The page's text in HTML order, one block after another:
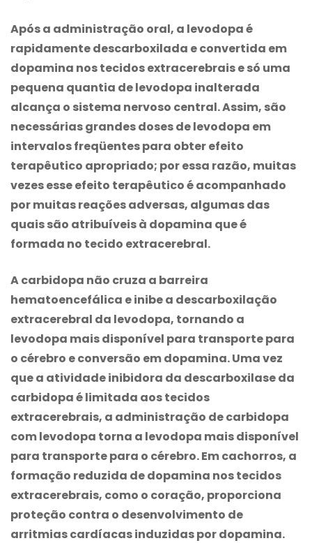
Após a administração oral, a levodopa é
rapidamente descarboxilada e convertida em
dopamina nos tecidos extracerebrais e só uma
pequena quantia de levodopa inalterada
alcança o sistema nervoso central. Assim, são
necessárias grandes doses de levodopa em
intervalos freqüentes para obter efeito
terapêutico apropriado; por essa razão, muitas
vezes esse efeito terapêutico é acompanhado
por muitas reações adversas, algumas das
quais são atribuíveis à dopamina que é
formada no tecido extracerebral.
A carbidopa não cruza a barreira
hematoencefálica e inibe a descarboxilação
extracerebral da levodopa, tornando a
levodopa mais disponível para transporte para
o cérebro e conversão em dopamina. Uma vez
que a atividade inibidora da descarboxilase da
carbidopa é limitada aos tecidos
extracerebrais, a administração de carbidopa
com levodopa torna a levodopa mais disponível
para transporte para o cérebro. Em cachorros, a
formação reduzida de dopamina nos tecidos
extracerebrais, como o coração, proporciona
proteção contra o desenvolvimento de
arritmias cardíacas induzidas por dopamina.